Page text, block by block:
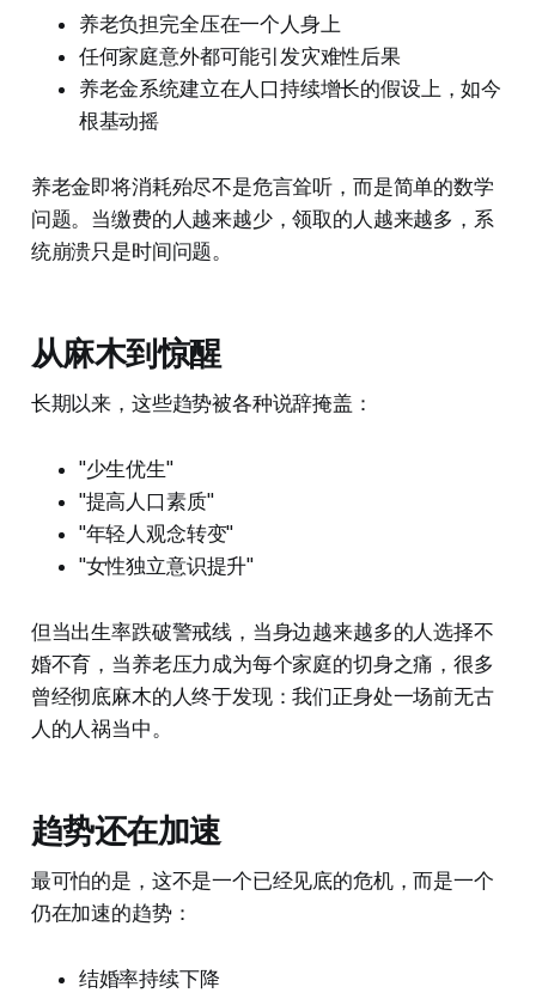
养老负担完全压在一个人身上
任何家庭意外都可能引发灾难性后果
养老金系统建立在人口持续增长的假设上，如今
根基动摇
养老金即将消耗殆尽不是危言耸听，而是简单的数学
问题。当缴费的人越来越少，领取的人越来越多，系
统崩溃只是时间问题。
从麻木到惊醒
长期以来，这些趋势被各种说辞掩盖：
"少生优生"
"提高人口素质"
"年轻人观念转变"
"女性独立意识提升"
但当出生率跌破警戒线，当身边越来越多的人选择不
婚不育，当养老压力成为每个家庭的切身之痛，很多
曾经彻底麻木的人终于发现：我们正身处一场前无古
人的人祸当中。
趋势还在加速
最可怕的是，这不是一个已经见底的危机，而是一个
仍在加速的趋势：
结婚率持续下降